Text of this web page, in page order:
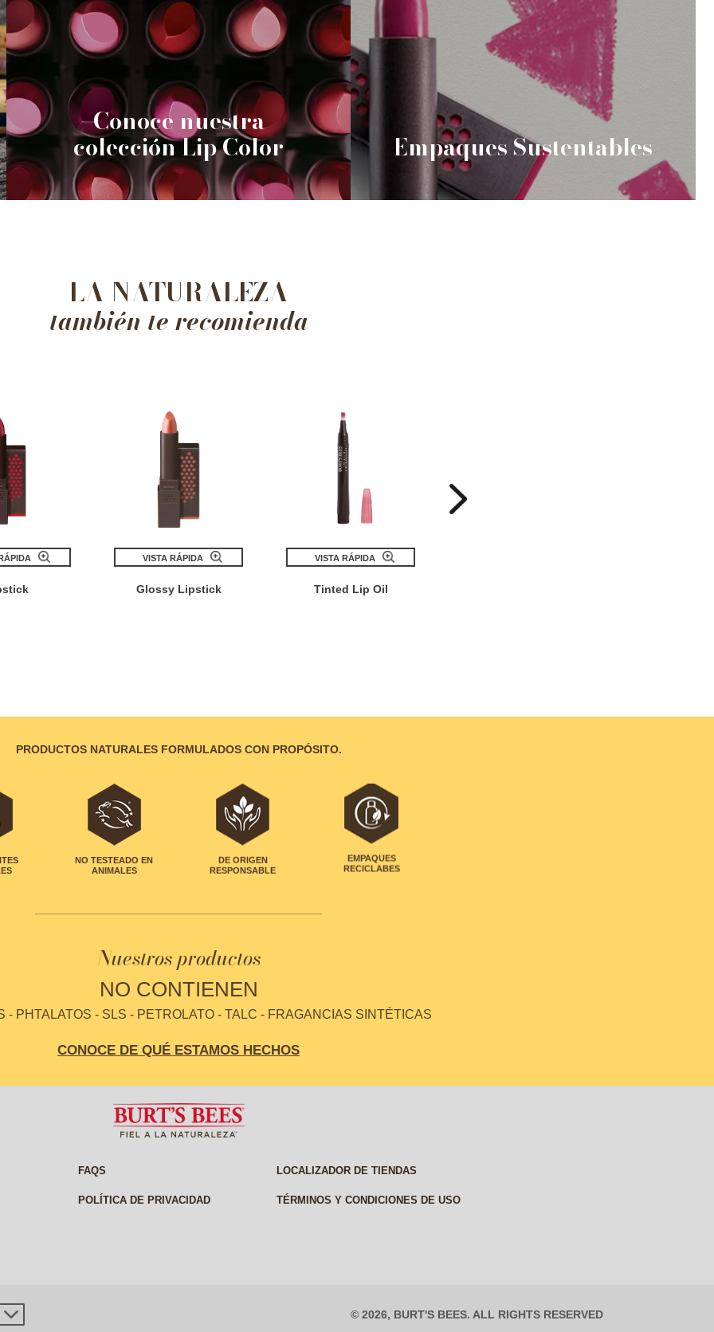
Conoce nuestra
colección Lip Color Empaques Sustentables
LA NATURALEZA
también te recomienda
VISTA RÁPIDA
Glossy Lipstick
VISTA RÁPIDA
Tinted Lip Oil
PRODUCTOS NATURALES FORMULADOS CON PROPÓSITO.
NO TESTEADO EN
ANIMALES
DE ORIGEN
RESPONSABLE
EMPAQUES
RECICLABES
Nuestros productos
NO CONTIENEN
- PHTALATOS - SLS - PETROLATO - TALC - FRAGANCIAS SINTÉTICAS
CONOCE DE QUÉ ESTAMOS HECHOS
FAQS LOCALIZADOR DE TIENDAS
POLÍTICA DE PRIVACIDAD TÉRMINOS Y CONDICIONES DE USO
© 2026, BURT'S BEES. ALL RIGHTS RESERVED